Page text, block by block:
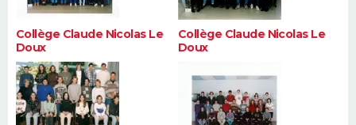
Collège Claude Nicolas Le
Doux
Collège Claude Nicolas Le
Doux